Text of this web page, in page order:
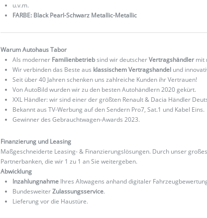
u.v.m.
FARBE: Black Pearl-Schwarz Metallic-Metallic
Warum Autohaus Tabor
Als moderner Familienbetriebsind wir deutscherVertragshändler mit
Wir verbinden das Beste aus klassischem Vertragshandel und
Seit über 40 Jahren schenken uns zahlreiche Kunden ihr Vertrauen!
Von AutoBild wurden wir zu den besten Autohändlern 2020 gekürt.
XXL Händler: wir sind einer der größten Renault & Dacia Händler
Bekannt aus TV-Werbung auf den Sendern Pro7, Sat.1 und Kabel Eins.
Gewinner des Gebrauchtwagen-Awards 2023.
Finanzierung und Leasing
Maßgeschneiderte Leasing- & Finanzierungslösungen. Durch unser
Partnerbanken, die wir 1 zu 1 an Sie weitergeben.
Abwicklung
Inzahlungnahme Ihres Altwagens anhand digitaler
BundesweiterZulassungsservice.
Lieferung vor die Haustüre.